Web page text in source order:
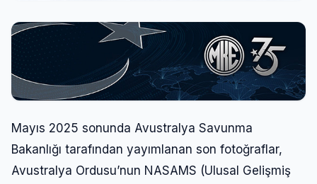
Mayıs 2025 sonunda Avustralya Savunma
Bakanlığı tarafından yayımlanan son fotoğraflar,
Avustralya Ordusu’nun NASAMS (Ulusal Gelişmiş